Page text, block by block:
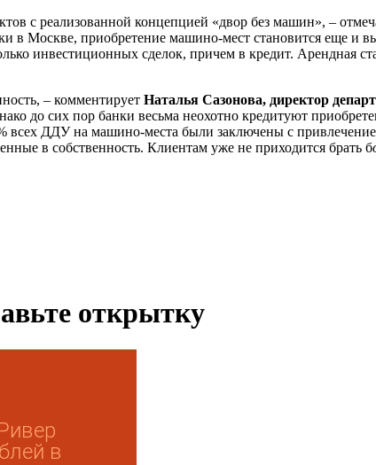
с реализованной концепцией «двор без машин», –
в Москве, приобретение машино-мест становится еще
инвестиционных сделок, причем в кредит. Арендная
– комментирует Наталья Сазонова, директор
до сих пор банки весьма неохотно кредитуют
ДДУ на машино-места были заключены с
в собственность. Клиентам уже не приходится брать б
открытку